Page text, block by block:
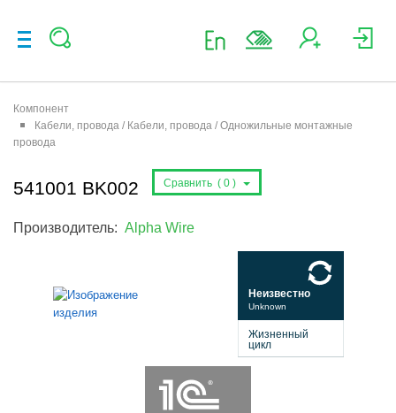
Компонент
Кабели, провода / Кабели, провода / Одножильные монтажные
провода
541001 BK002 Сравнить ( 0 )
Производитель: Alpha Wire